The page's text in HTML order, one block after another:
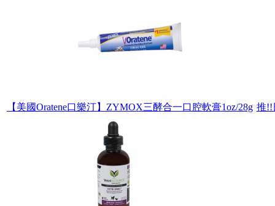
【美國Oratene口樂汀】ZYMOX三酵合一口腔軟膏1oz/28g 推!!